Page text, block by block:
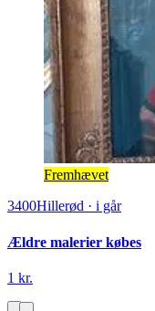
Fremhævet
3400Hillerød · i går
Ældre malerier købes
1 kr.